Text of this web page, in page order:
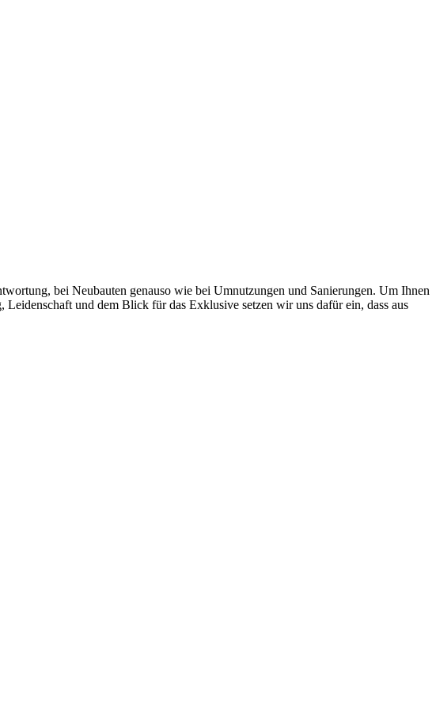
bei Neubauten genauso wie bei Umnutzungen und Sanierungen. Um Ihnen
und dem Blick für das Exklusive setzen wir uns dafür ein, dass aus